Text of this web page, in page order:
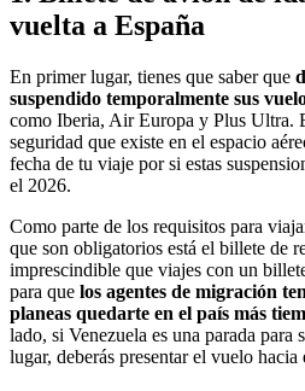
vuelta a España
En primer lugar, tienes que saber que
suspendido temporalmente sus
como Iberia, Air Europa y Plus Ultra.
seguridad que existe en el espacio
fecha de tu viaje por si estas
el 2026.
Como parte de los requisitos para
que son obligatorios está el billete de
imprescindible que viajes con un
para que los agentes de migración
planeas quedarte en el país más
lado, si Venezuela es una parada
lugar, deberás presentar el vuelo hacia